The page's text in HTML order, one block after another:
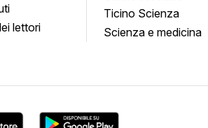
lettori
Ticino Scienza
Scienza e medicina